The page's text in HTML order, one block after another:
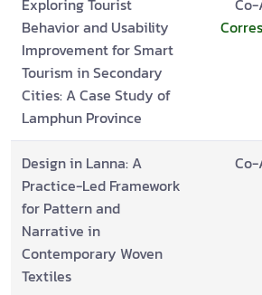
Exploring Tourist
Behavior and Usability
Improvement for Smart
Tourism in Secondary
Cities: A Case Study of
Lamphun Province
Design in Lanna: A
Practice-Led Framework
for Pattern and
Narrative in
Contemporary Woven
Textiles